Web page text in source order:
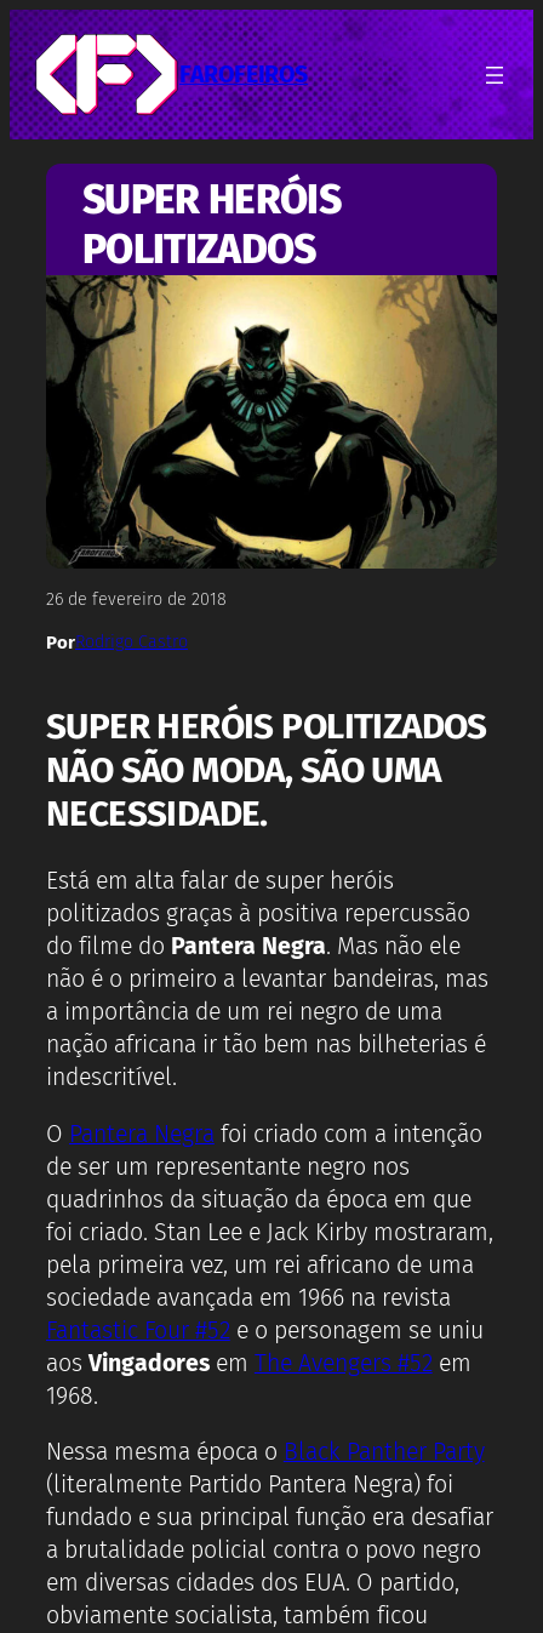
Pular
para
o
conteúdo
FAROFEIROS
SUPER HERÓIS
POLITIZADOS
26 de fevereiro de 2018
PorRodrigo Castro
SUPER HERÓIS POLITIZADOS
NÃO SÃO MODA, SÃO UMA
NECESSIDADE.
Está em alta falar de super heróis
politizados graças à positiva repercussão
do filme do Pantera Negra. Mas não ele
não é o primeiro a levantar bandeiras, mas
a importância de um rei negro de uma
nação africana ir tão bem nas bilheterias é
indescritível.
O Pantera Negra foi criado com a intenção
de ser um representante negro nos
quadrinhos da situação da época em que
foi criado. Stan Lee e Jack Kirby mostraram,
pela primeira vez, um rei africano de uma
sociedade avançada em 1966 na revista
Fantastic Four #52e o personagem se uniu
aosVingadores em The Avengers #52em
1968.
Nessa mesma época o Black Panther Party
(literalmente Partido Pantera Negra) foi
fundado e sua principal função era desafiar
a brutalidade policial contra o povo negro
em diversas cidades dos EUA. O partido,
obviamente socialista, também ficou